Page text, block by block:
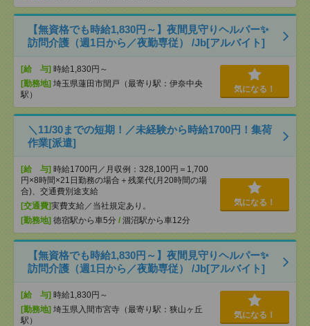
【無資格でも時給1,830円～】夜間見守りヘルパー✨
訪問介護（週1日から／夜勤専従） /Jb[アルバイト]
[給 与] 時給1,830円～
[勤務地] 埼玉県蓮田市閏戸（最寄り駅：伊奈中央
駅）
気になる！
＼11/30までの短期！／未経験から時給1700円！集荷
作業[派遣]
[給 与] 時給1700円／月収例：328,100円＝1,700
円×8時間×21日勤務の場合＋残業代(月20時間の場
合)、交通費別途支給
[交通費]実費支給／当社規定あり。
[勤務地] 徳宿駅から車5分 / 涸沼駅から車12分
気になる！
【無資格でも時給1,830円～】夜間見守りヘルパー✨
訪問介護（週1日から／夜勤専従） /Jb[アルバイト]
[給 与] 時給1,830円～
[勤務地] 埼玉県入間市宮寺（最寄り駅：狭山ヶ丘
駅）
気になる！